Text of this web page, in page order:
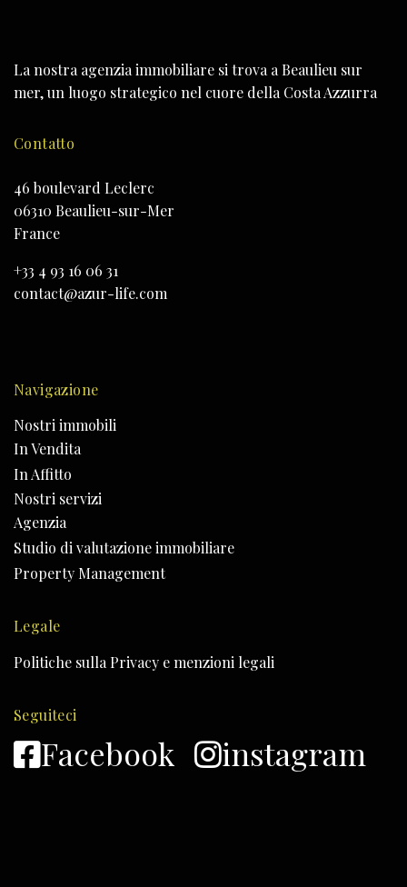
La nostra agenzia immobiliare si trova a Beaulieu sur
mer, un luogo strategico nel cuore della Costa Azzurra
Contatto
46 boulevard Leclerc
06310 Beaulieu-sur-Mer
France
+33 4 93 16 06 31
contact@azur-life.com
Navigazione
Nostri immobili
In Vendita
In Affitto
Nostri servizi
Agenzia
Studio di valutazione immobiliare
Property Management
Legale
Politiche sulla Privacy e menzioni legali
Seguiteci
Facebook instagram